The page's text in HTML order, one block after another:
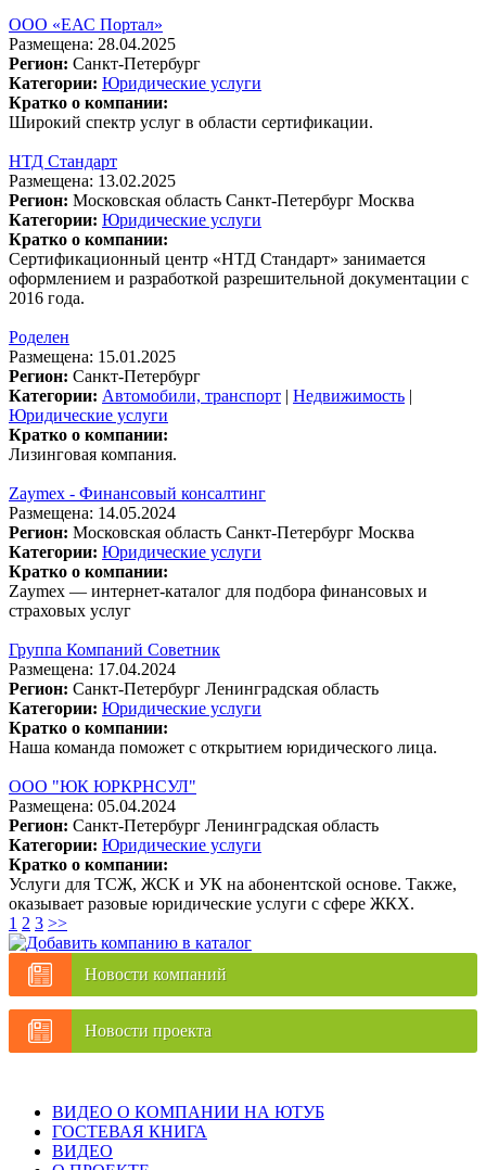
ООО «ЕАС Портал»
Размещена: 28.04.2025
Регион: Санкт-Петербург
Категории: Юридические услуги
Кратко о компании:
Широкий спектр услуг в области сертификации.
НТД Стандарт
Размещена: 13.02.2025
Регион: Московская область Санкт-Петербург Москва
Категории: Юридические услуги
Кратко о компании:
Сертификационный центр «НТД Стандарт» занимается
оформлением и разработкой разрешительной документации с
2016 года.
Роделен
Размещена: 15.01.2025
Регион: Санкт-Петербург
Категории: Автомобили, транспорт | Недвижимость |
Юридические услуги
Кратко о компании:
Лизинговая компания.
Zaymex - Финансовый консалтинг
Размещена: 14.05.2024
Регион: Московская область Санкт-Петербург Москва
Категории: Юридические услуги
Кратко о компании:
Zaymex — интернет-каталог для подбора финансовых и
страховых услуг
Группа Компаний Советник
Размещена: 17.04.2024
Регион: Санкт-Петербург Ленинградская область
Категории: Юридические услуги
Кратко о компании:
Наша команда поможет с открытием юридического лица.
ООО "ЮК ЮРКРНСУЛ"
Размещена: 05.04.2024
Регион: Санкт-Петербург Ленинградская область
Категории: Юридические услуги
Кратко о компании:
Услуги для ТСЖ, ЖСК и УК на абонентской основе. Также,
оказывает разовые юридические услуги с сфере ЖКХ.
1 2 3 >>
Новости компаний
Новости проекта
ВИДЕО О КОМПАНИИ НА ЮТУБ
ГОСТЕВАЯ КНИГА
ВИДЕО